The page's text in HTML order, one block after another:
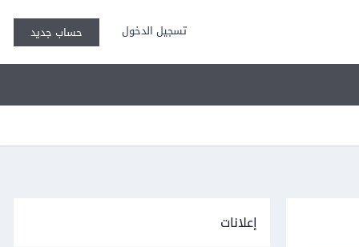
تسجيل الدخول حساب جديد
إعلانات